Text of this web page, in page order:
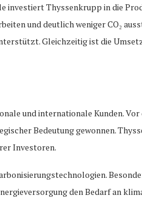
investiert Thyssenkrupp in die
und deutlich weniger CO₂
Gleichzeitig ist die
und internationale Kunden.
Bedeutung gewonnen.
Investoren.
den Bedarf an